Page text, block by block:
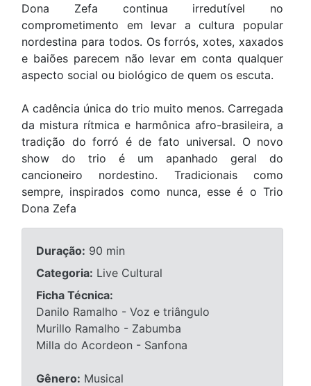
Dona Zefa continua irredutível no
comprometimento em levar a cultura popular
nordestina para todos. Os forrós, xotes, xaxados
e baiões parecem não levar em conta qualquer
aspecto social ou biológico de quem os escuta.
A cadência única do trio muito menos. Carregada
da mistura rítmica e harmônica afro-brasileira, a
tradição do forró é de fato universal. O novo
show do trio é um apanhado geral do
cancioneiro nordestino. Tradicionais como
sempre, inspirados como nunca, esse é o Trio
Dona Zefa
Duração: 90 min
Categoria: Live Cultural
Ficha Técnica:
Danilo Ramalho - Voz e triângulo
Murillo Ramalho - Zabumba
Milla do Acordeon - Sanfona
Gênero: Musical